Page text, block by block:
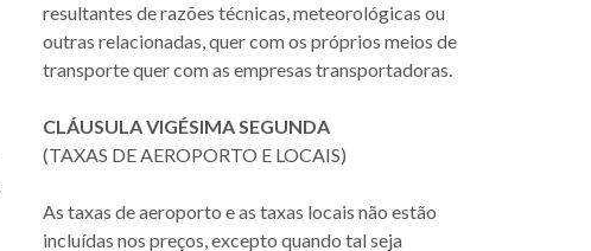
resultantes de razões técnicas, meteorológicas ou
outras relacionadas, quer com os próprios meios de
transporte quer com as empresas transportadoras.
CLÁUSULA VIGÉSIMA SEGUNDA
(TAXAS DE AEROPORTO E LOCAIS)
As taxas de aeroporto e as taxas locais não estão
incluídas nos preços, excepto quando tal seja